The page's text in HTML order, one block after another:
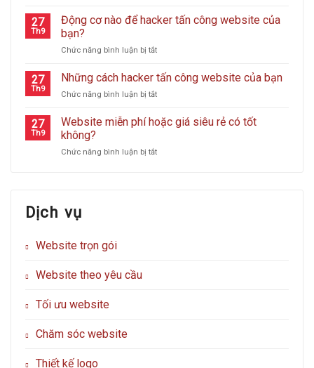
Thống
Nâng
Trải
Khách
TRÒN
–
ÂN
HÀNG,
TRÀN
27
Th9
Động cơ nào để hacker tấn công website của
bạn?
Chức năng bình luận bị tắtở
cơ
để
tấn
của
27
Th9
Những cách hacker tấn công website của bạn
Chức năng bình luận bị tắtở
cách
hacker
công
27
Th9
Website miễn phí hoặc giá siêu rẻ có tốt
không?
Chức năng bình luận bị tắtở
Dịch vụ
Website trọn gói
Website theo yêu cầu
Tối ưu website
Chăm sóc website
Thiết kế logo